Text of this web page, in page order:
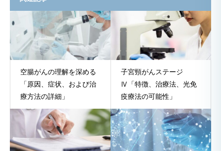
空腸がんの理解を深める
「原因、症状、および治
療方法の詳細」
子宮頸がんステージ
Ⅳ「特徴、治療法、光免
疫療法の可能性」